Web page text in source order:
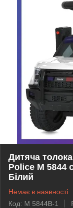
Дитяча
Police M 5844
Білий
Немає в наявності
Код: M 5844B-1